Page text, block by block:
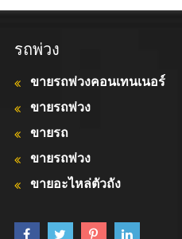
รถพ่วง
ขายรถพ่วงคอนเทนเนอร์
ขายรถพ่วง
ขายรถ
ขายรถพ่วง
ขายอะไหล่ตัวถัง